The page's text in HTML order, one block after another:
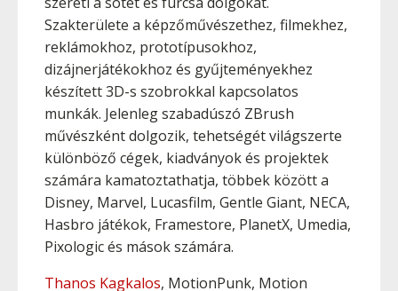
Szakterülete a képzőművészethez, filmekhez,
reklámokhoz, prototípusokhoz,
dizájnerjátékokhoz és gyűjteményekhez
készített 3D-s szobrokkal kapcsolatos
munkák. Jelenleg szabadúszó ZBrush
művészként dolgozik, tehetségét világszerte
különböző cégek, kiadványok és projektek
számára kamatoztathatja, többek között a
Disney, Marvel, Lucasfilm, Gentle Giant, NECA,
Hasbro játékok, Framestore, PlanetX, Umedia,
Pixologic és mások számára.
Thanos Kagkalos, MotionPunk, Motion